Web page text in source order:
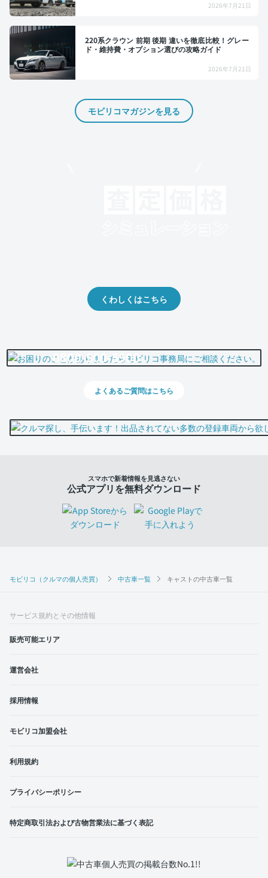
モビリコ（クルマの個人売買） 中古車一覧 キャストの中古車一覧
2026年7月21日
220系クラウン 前期 後期 違いを徹底比較！グレー
ド・維持費・オプション選びの攻略ガイド
2026年7月21日
モビリコマガジンを見る
くわしくはこちら
0800-500-5500
よくあるご質問はこちら
スマホで新着情報を見逃さない
公式アプリを無料ダウンロード
サービス規約とその他情報
販売可能エリア
運営会社
採用情報
モビリコ加盟会社
利用規約
プライバシーポリシー
特定商取引法および古物営業法に基づく表記